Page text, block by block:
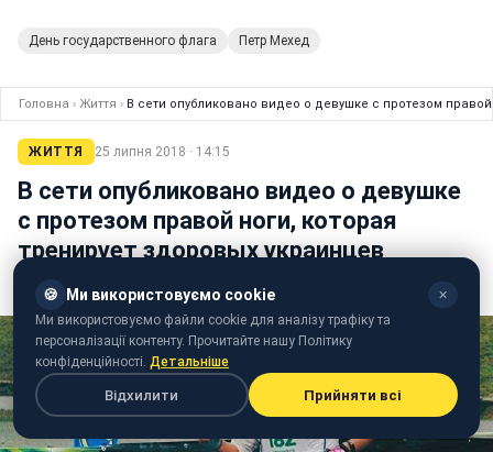
День государственного флага Петр Мехед
Головна › Життя › В сети опубликовано видео о девушке с протезом
ЖИТТЯ 25 липня 2018 · 14:15
В сети опубликовано видео о девушке
с протезом правой ноги, которая
тренирует здоровых украинцев
Украинский журналист опубликовал видео
🍪 Ми використовуємо cookie ✕
Ми використовуємо файли cookie для аналізу трафіку та
персоналізації контенту. Прочитайте нашу Політику
конфіденційності. Детальніше
Відхилити Прийняти всі